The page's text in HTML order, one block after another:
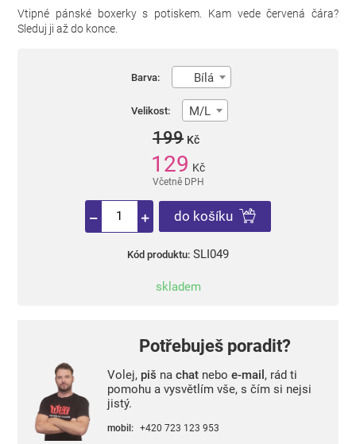
Vtipné pánské boxerky s potiskem. Kam vede červená čára?
Sleduj ji až do konce.
Barva: Bílá
Velikost: M/L
199 Kč
129 Kč
Včetně DPH
do košíku
Kód produktu: SLI049
skladem
Potřebuješ poradit?
Volej, piš na chatnebo e-mail , rád ti
pomohu a vysvětlím vše, s čím si nejsi
jistý.
mobil: +420 723 123 953